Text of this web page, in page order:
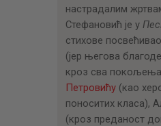
настрадалим
Стефановић је у
стихове
(јер његова
кроз сва
Петровићу(као
поноситих класа),
(кроз преданост